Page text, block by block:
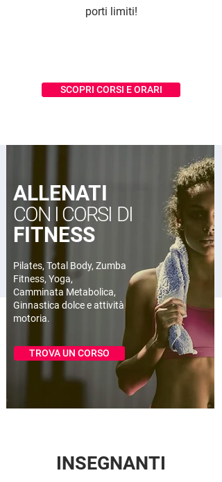
porti limiti!
SCOPRI CORSI E ORARI
ALLENATI
CON I CORSI DI
FITNESS
Pilates, Total Body, Zumba
Fitness, Yoga,
Camminata Metabolica,
Ginnastica dolce e attività
motoria.
TROVA UN CORSO
INSEGNANTI